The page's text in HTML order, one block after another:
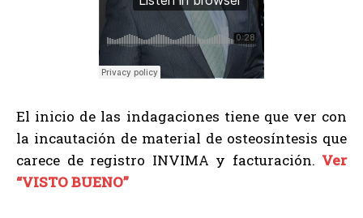
El inicio de las indagaciones tiene que ver con
la incautación de material de osteosíntesis que
carece de registro INVIMA y facturación. Ver
“VISTO BUENO”